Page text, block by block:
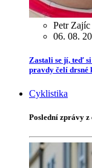
Petr Zajíc
06. 08.
Zastali se jí, teď
pravdy čelí drsné
Cyklistika
Poslední zprávy